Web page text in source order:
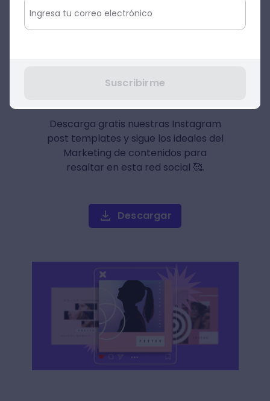
botones de color durante al menos tres
segundos.
Descarga gratis nuestras Instagram
post templates y sigue los ideales del
Marketing de contenidos para
resaltar en esta red social 🥰.
Descargar
Suscribirme